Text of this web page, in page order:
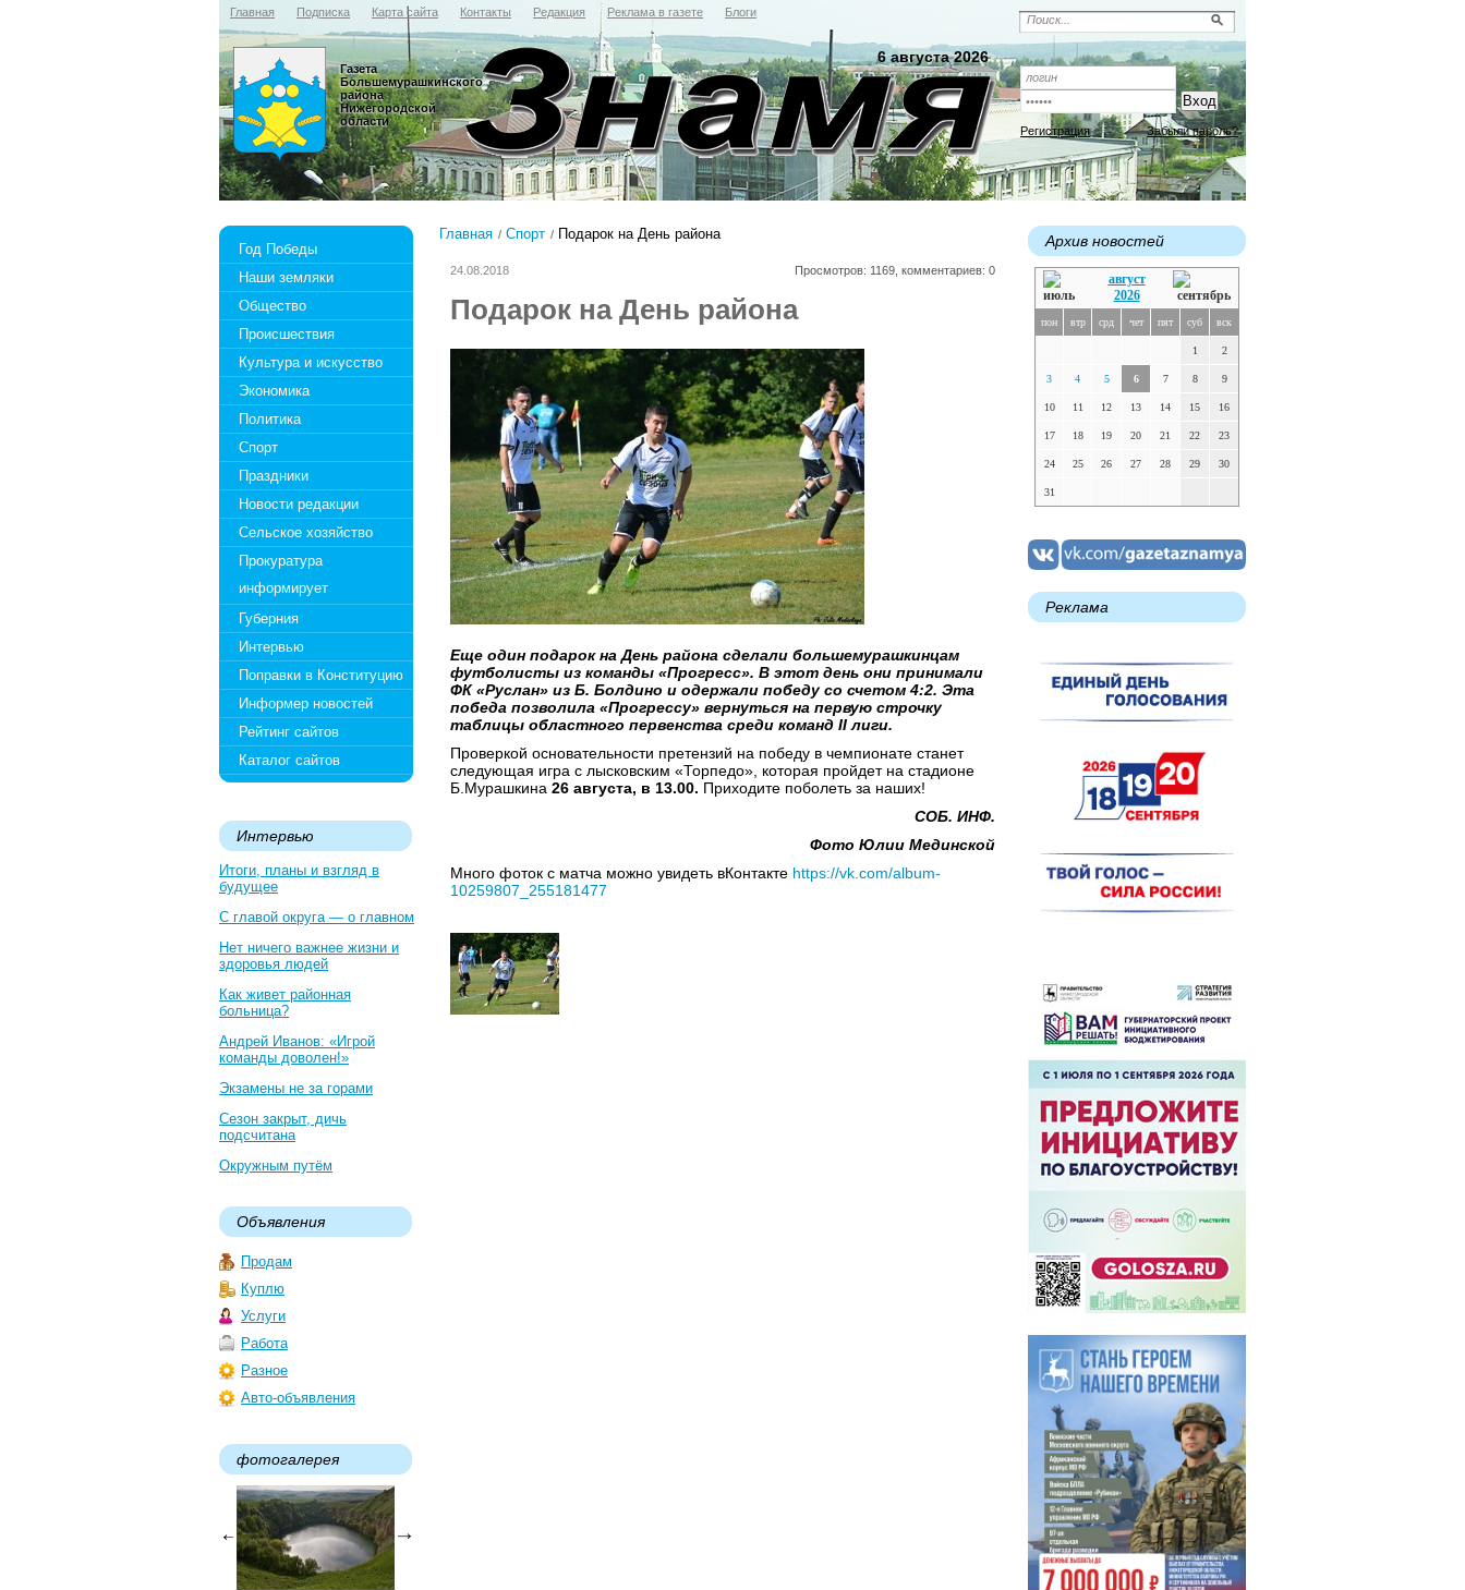
Главная Подписка Карта сайта Контакты Редакция Реклама в газете Блоги
Регистрация Забыли пароль?
6 августа 2026
Газета
Большемурашкинского
района
Нижегородской
области
Год Победы
Наши земляки
Общество
Происшествия
Культура и искусство
Экономика
Политика
Спорт
Праздники
Новости редакции
Сельское хозяйство
Прокуратура
информирует
Губерния
Интервью
Поправки в Конституцию
Информер новостей
Рейтинг сайтов
Каталог сайтов
Интервью
Итоги, планы и взгляд в
будущее
С главой округа — о главном
Нет ничего важнее жизни и
здоровья людей
Как живет районная
больница?
Андрей Иванов: «Игрой
команды доволен!»
Экзамены не за горами
Сезон закрыт, дичь
подсчитана
Окружным путём
Объявления
Продам
Куплю
Услуги
Работа
Разное
Авто-объявления
фотогалерея
Главная Спорт Подарок на День района
24.08.2018 Просмотров: 1169, комментариев: 0
Подарок на День района
Еще один подарок на День района сделали большемурашкинцам
футболисты из команды «Прогресс». В этот день они принимали
ФК «Руслан» из Б. Болдино и одержали победу со счетом 4:2. Эта
победа позволила «Прогрессу» вернуться на первую строчку
таблицы областного первенства среди команд II лиги.
Проверкой основательности претензий на победу в чемпионате станет
следующая игра с лысковским «Торпедо», которая пройдет на стадионе
Б.Мурашкина 26 августа, в 13.00. Приходите поболеть за наших!
СОБ. ИНФ.
Фото Юлии Мединской
Много фоток с матча можно увидеть вКонтакте https://vk.com/album-
10259807_255181477
Архив новостей
август
2026
пон втр срд чет пят суб вск
1 2
3 4 5 6 7 8 9
10 11 12 13 14 15 16
17 18 19 20 21 22 23
24 25 26 27 28 29 30
31
Реклама